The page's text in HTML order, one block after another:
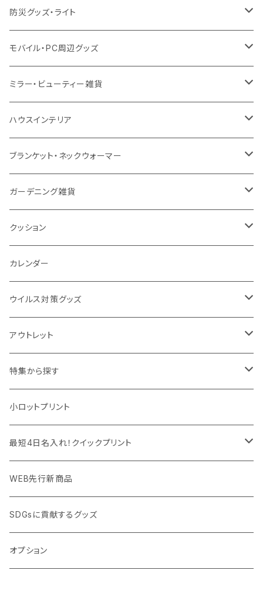
保冷
スウェット
不織布
保冷
EVA
防水
ナイロン
ポリエステル
リネン
カスタムデザインボトル
アルミタンブラー
バンブータンブラー
コーヒー配合タンブラー
カスタムデザインタンブラー
バンブー
コーヒー配合
プラスチック
陶器
磁器マグ・湯呑
カスタムデザイン
フードポット
コースター
ドリンク用品
保存容器
キッチンツール
単色ボールペン
多機能ペン
ペンケース
メモ
ノート
付箋
トレイ
パットカバー、ブックカバー
IDケース、パスケース、コインケース
デスク周辺
防災グッズ・ライト
防災セット
ラジオ・スピーカー
ハンディライト
デスクライト
付属ライト
ランタン
非常食
モバイル・PC周辺グッズ
チャージャー
充電器
モバイルスタンド
モバイルリング
アクセサリー・スマホケース
タッチペン
USBケーブル・ハブ
イヤホン・ヘッドフォン
マウスパッド
モバイル周辺グッズ
PC周辺グッズ
ミラー・ビューティー雑貨
折りたたみ式ミラー
スライド式ミラー
ケース付きミラー
手持ちミラー
ビューティー雑貨
ハウスインテリア
ピクチャーボード、ポスター
フォトフレーム、スタンド
キーホルダー
時計
ブランケット・ネックウォーマー
ブランケット
ネックウォーマー
マフラー・ストール
ガーデニング雑貨
F.O.B COOP
クッション
折りたたみクッション
カレンダー
ウイルス対策グッズ
除菌グッズ
パーテーション
マスク・フェイスシールド
測定・測量用品
加湿器・オゾン発生器
ウイルス対策消耗品
ウイルス対策備品
アウトレット
アウトレット
ドリンクフェア
ボトル・タンブラー
ポーチ・巾着
タオル・ブランケット
その他雑貨品
特集から探す
エンタメグッズ・イベント会場物販品
ご当地グッズ・オリジナルお土産品
フルカラー印刷ノベルティ
予算消化・備品におすすめグッズ
展示会・説明会ノベルティ
小ロットプリント
最短4日名入れ！クイックプリント
クイック印刷対応トートバッグ・エコバッグ
クイック印刷対応ポーチ・巾着
クイック印刷対応ボトル
WEB先行新商品
SDGsに貢献するグッズ
オプション